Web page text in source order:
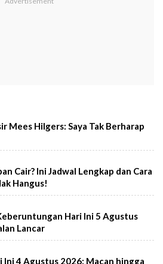
Mees Hilgers: Saya Tak Berharap
Cair? Ini Jadwal Lengkap dan Cara
Hangus!
Hari Ini 5 Agustus
Lancar
Ini 4 Agustus 2026: Macan hingga